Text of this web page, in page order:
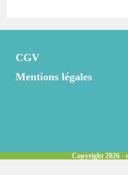
CGV
Mentions légales
Copyright 2026 -